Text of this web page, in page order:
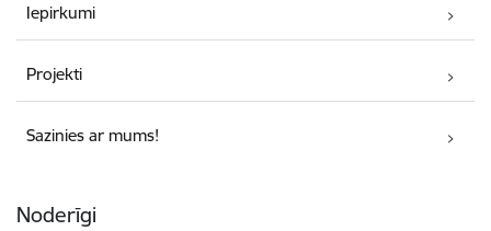
Iepirkumi
Projekti
Sazinies ar mums!
Noderīgi